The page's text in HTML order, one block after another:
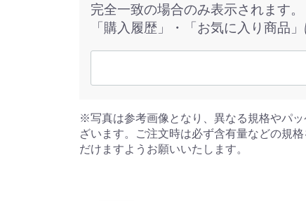
完全一致の場合のみ表示されます。
「購入履歴」・「お気に入り商品
※写真は参考画像となり、異なる規格やパ
ざいます。ご注文時は必ず含有量などの規
だけますようお願いいたします。